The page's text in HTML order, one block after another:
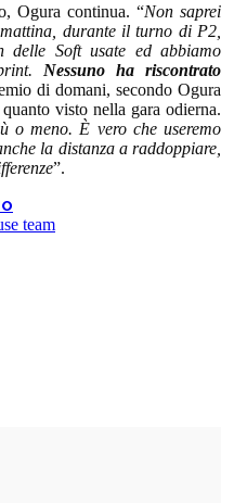
Ogura continua. “Non saprei
durante il turno di P2,
Soft usate ed abbiamo
Nessuno ha riscontrato
di domani, secondo Ogura
visto nella gara odierna.
o meno. È vero che useremo
la distanza a raddoppiare,
”.
team